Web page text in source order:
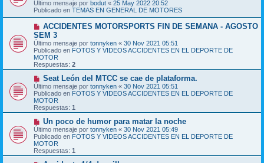
a
v
o
m
e
n
s
a
j
e
Último mensaje por bodut « 25 May 2022 20:52
Publicado en TEMAS EN GENERAL DE MOTORES
N
u
e
v
o
m
e
n
s
a
j
e
ACCIDENTES MOTORSPORTS FIN DE SEMANA - AGOSTO
SEM 3
Último mensaje por tonnyken « 30 Nov 2021 05:51
Publicado en FOTOS Y VIDEOS ACCIDENTES EN EL DEPORTE DE
MOTOR
Respuestas: 2
N
u
e
v
o
m
e
n
s
a
j
e
Seat León del MTCC se cae de plataforma.
Último mensaje por tonnyken « 30 Nov 2021 05:51
Publicado en FOTOS Y VIDEOS ACCIDENTES EN EL DEPORTE DE
MOTOR
Respuestas: 1
N
u
e
v
o
m
Un poco de humor para matar la noche
Último mensaje por tonnyken « 30 Nov 2021 05:49
Publicado en FOTOS Y VIDEOS ACCIDENTES EN EL DEPORTE DE
MOTOR
Respuestas: 1